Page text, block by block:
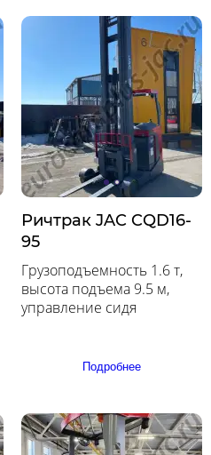
Ричтрак JAC CQD16-
95
Грузоподъемность 1.6 т,
высота подъема 9.5 м,
управление сидя
Подробнее